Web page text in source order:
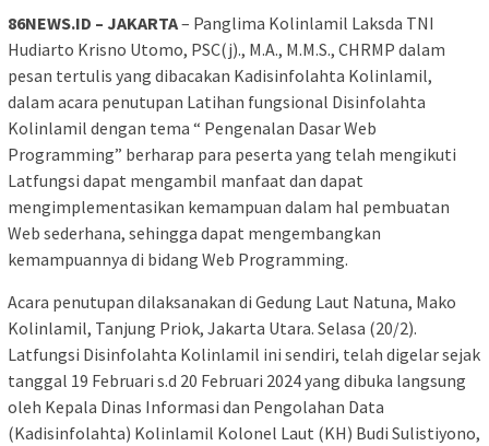
86NEWS.ID – JAKARTA– Panglima Kolinlamil Laksda TNI
Hudiarto Krisno Utomo, PSC(j)., M.A., M.M.S., CHRMP dalam
pesan tertulis yang dibacakan Kadisinfolahta Kolinlamil,
dalam acara penutupan Latihan fungsional Disinfolahta
Kolinlamil dengan tema “ Pengenalan Dasar Web
Programming” berharap para peserta yang telah mengikuti
Latfungsi dapat mengambil manfaat dan dapat
mengimplementasikan kemampuan dalam hal pembuatan
Web sederhana, sehingga dapat mengembangkan
kemampuannya di bidang Web Programming.
Acara penutupan dilaksanakan di Gedung Laut Natuna, Mako
Kolinlamil, Tanjung Priok, Jakarta Utara. Selasa (20/2).
Latfungsi Disinfolahta Kolinlamil ini sendiri, telah digelar sejak
tanggal 19 Februari s.d 20 Februari 2024 yang dibuka langsung
oleh Kepala Dinas Informasi dan Pengolahan Data
(Kadisinfolahta) Kolinlamil Kolonel Laut (KH) Budi Sulistiyono,